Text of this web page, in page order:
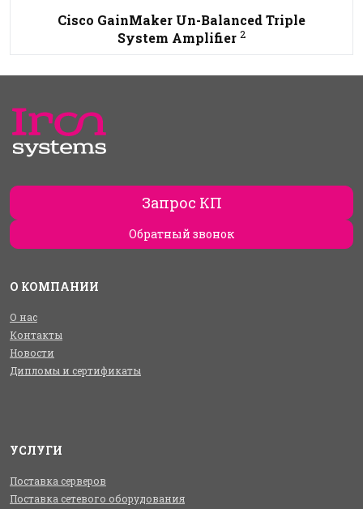
Cisco GainMaker Un-Balanced Triple
System Amplifier 2
Запрос КП
Обратный звонок
О КОМПАНИИ
О нас
Контакты
Новости
Дипломы и сертификаты
УСЛУГИ
Поставка серверов
Поставка сетевого оборудования